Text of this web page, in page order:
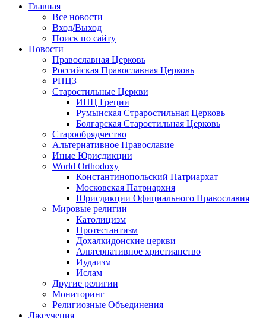
Главная
Все новости
Вход/Выход
Поиск по сайту
Новости
Православная Церковь
Российская Православная Церковь
РПЦЗ
Старостильные Церкви
ИПЦ Греции
Румынская Страростильная Церковь
Болгарская Старостильная Церковь
Старообрядчество
Альтернативное Православие
Иные Юрисдикции
World Orthodoxy
Константинопольский Патриархат
Московская Патриархия
Юрисдикции Официального Православия
Мировые религии
Католицизм
Протестантизм
Дохалкидонские церкви
Альтернативное христианство
Иудаизм
Ислам
Другие религии
Мониторинг
Религиозные Объединения
Лжеучения